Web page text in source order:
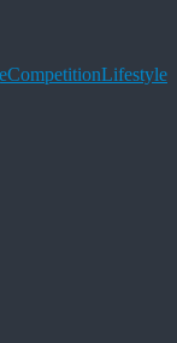
CompetitionLifestyle